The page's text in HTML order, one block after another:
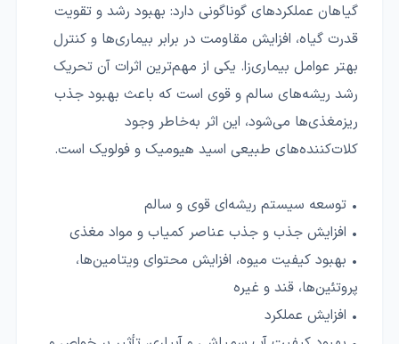
گیاهان عملکردهای گوناگونی دارد: بهبود رشد و تقویت
قدرت گیاه، افزایش مقاومت در برابر بیماری‌ها و کنترل
بهتر عوامل بیماری‌زا. یکی از مهم‌ترین اثرات آن تحریک
رشد ریشه‌های سالم و قوی است که باعث بهبود جذب
ریزمغذی‌ها می‌شود، این اثر به‌خاطر وجود
کلات‌کننده‌های طبیعی اسید هیومیک و فولویک است.
• توسعه سیستم ریشه‌ای قوی و سالم
• افزایش جذب و جذب عناصر کمیاب و مواد مغذی
• بهبود کیفیت میوه، افزایش محتوای ویتامین‌ها،
پروتئین‌ها، قند و غیره
• افزایش عملکرد